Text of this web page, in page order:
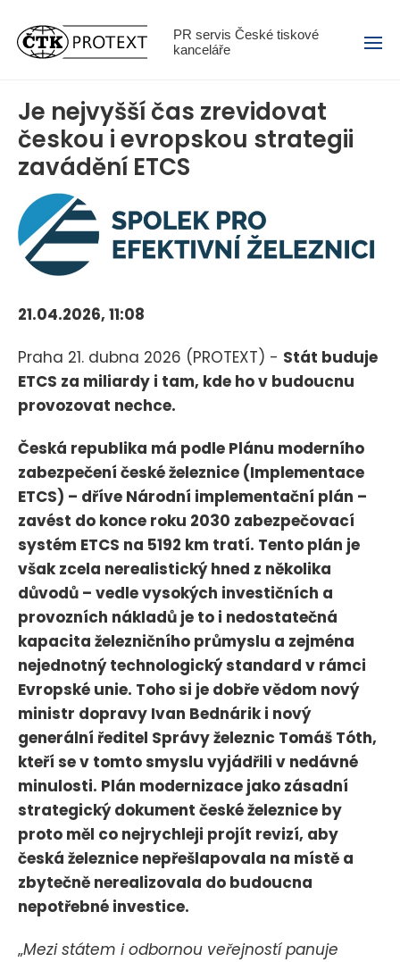
PR servis České tiskové
kanceláře
Menu
Je nejvyšší čas zrevidovat
českou i evropskou strategii
zavádění ETCS
21.04.2026, 11:08
Praha 21. dubna 2026 (PROTEXT) - Stát buduje
ETCS za miliardy i tam, kde ho v budoucnu
provozovat nechce.
Česká republika má podle Plánu moderního
zabezpečení české železnice (Implementace
ETCS) – dříve Národní implementační plán –
zavést do konce roku 2030 zabezpečovací
systém ETCS na 5192 km tratí. Tento plán je
však zcela nerealistický hned z několika
důvodů – vedle vysokých investičních a
provozních nákladů je to i nedostatečná
kapacita železničního průmyslu a zejména
nejednotný technologický standard v rámci
Evropské unie. Toho si je dobře vědom nový
ministr dopravy Ivan Bednárik i nový
generální ředitel Správy železnic Tomáš Tóth,
kteří se v tomto smyslu vyjádřili v nedávné
minulosti. Plán modernizace jako zásadní
strategický dokument české železnice by
proto měl co nejrychleji projít revizí, aby
česká železnice nepřešlapovala na místě a
zbytečně nerealizovala do budoucna
nepotřebné investice.
„Mezi státem i odbornou veřejností panuje